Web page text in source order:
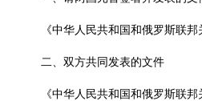
《中华人民共和国和俄罗斯联
二、双方共同发表的文件
《中华人民共和国和俄罗斯联